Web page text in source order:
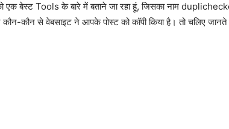
बेस्ट Tools के बारे में बताने जा रहा हूं, जिसका नाम
कौन से वेबसाइट ने आपके पोस्ट को कॉपी किया है। तो चलिए जानते